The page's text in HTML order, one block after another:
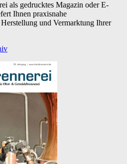
als gedrucktes Magazin oder E-
Ihnen praxisnahe
und Vermarktung Ihrer